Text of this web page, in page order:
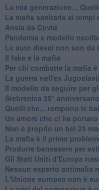
​La mia generazione...
​La mafia sanitaria ai tempi
Ansia da Covid
Pandemia e modello
Le auto diesel non son da
​Il fake e la mafia
Per chi combatte la mafia
La guerra nell'ex
Il modello da seguire per
Srebrenica 25° anniversario
Quelli che... rompono le
Un amore che ci ha
Non è proprio un bel 23
La mafia è il primo
Produrre benessere per
Gli Stati Uniti d'Europa
Nessun esperto antimafia
L'Unione europea non è